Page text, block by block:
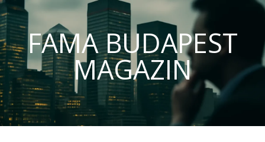
FAMA BUDAPEST
MAGAZIN